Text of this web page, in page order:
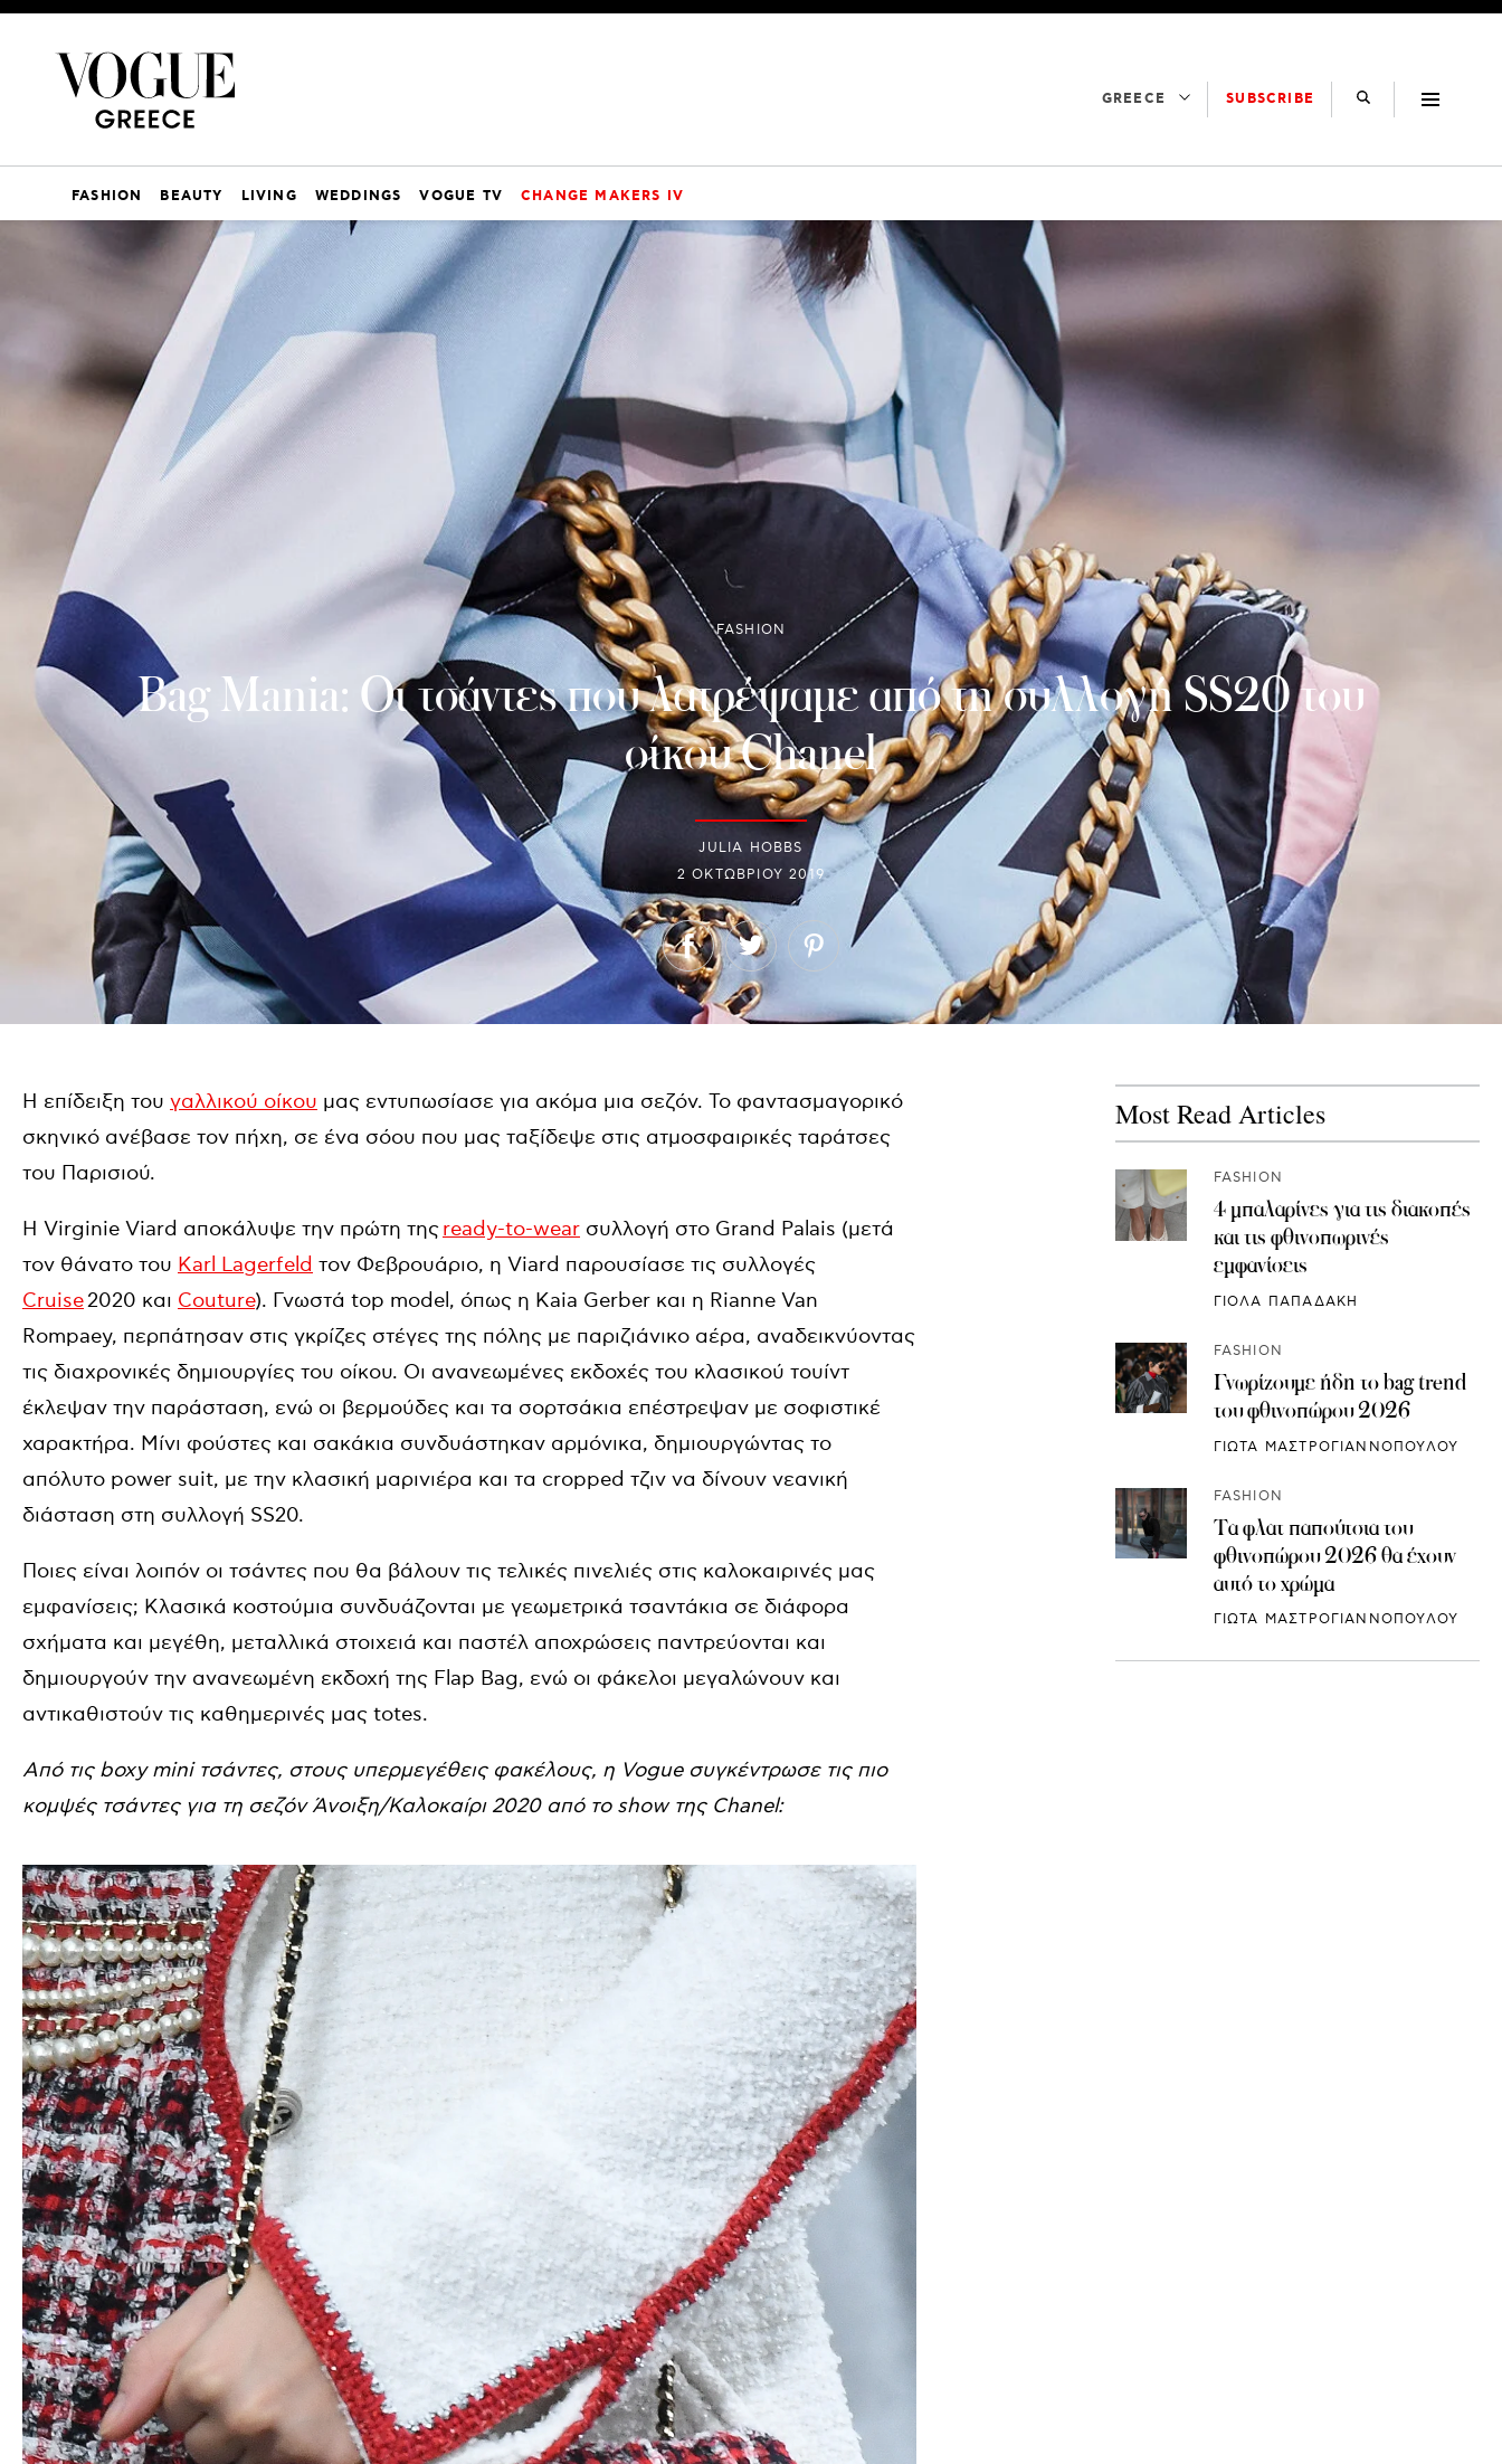
GREECE SUBSCRIBE
FASHION BEAUTY LIVING WEDDINGS VOGUE TV CHANGE MAKERS IV
FASHION
Bag Mania: Οι τσάντες που λατρέψαμε από τη συλλογή SS20 του
οίκου Chanel
JULIA HOBBS
2 ΟΚΤΩΒΡΊΟΥ 2019
Η επίδειξη του γαλλικού οίκου μας εντυπωσίασε για ακόμα μια σεζόν. Το φαντασμαγορικό
σκηνικό ανέβασε τον πήχη, σε ένα σόου που μας ταξίδεψε στις ατμοσφαιρικές ταράτσες
του Παρισιού.
H Virginie Viard αποκάλυψε την πρώτη τηςready-to-wear συλλογή στο Grand Palais (μετά
τον θάνατο του Karl Lagerfeld τον Φεβρουάριο, η Viard παρουσίασε τις συλλογές
Cruise2020 και Couture). Γνωστά top model, όπως η Kaia Gerber και η Rianne Van
Rompaey, περπάτησαν στις γκρίζες στέγες της πόλης με παριζιάνικο αέρα, αναδεικνύοντας
τις διαχρονικές δημιουργίες τoυ οίκου. Οι ανανεωμένες εκδοχές του κλασικού τουίντ
έκλεψαν την παράσταση, ενώ οι βερμούδες και τα σορτσάκια επέστρεψαν με σοφιστικέ
χαρακτήρα. Μίνι φούστες και σακάκια συνδυάστηκαν αρμόνικα, δημιουργώντας το
απόλυτο power suit, με την κλασική μαρινιέρα και τα cropped τζιν να δίνουν νεανική
διάσταση στη συλλογή SS20.
Ποιες είναι λοιπόν οι τσάντες που θα βάλουν τις τελικές πινελιές στις καλοκαιρινές μας
εμφανίσεις; Κλασικά κοστούμια συνδυάζονται με γεωμετρικά τσαντάκια σε διάφορα
σχήματα και μεγέθη, μεταλλικά στοιχειά και παστέλ αποχρώσεις παντρεύονται και
δημιουργούν την ανανεωμένη εκδοχή της Flap Bag, ενώ οι φάκελοι μεγαλώνουν και
αντικαθιστούν τις καθημερινές μας totes.
Από τις boxy mini τσάντες, στους υπερμεγέθεις φακέλους, η Vogue συγκέντρωσε τις πιο
κομψές τσάντες για τη σεζόν Άνοιξη/Καλοκαίρι 2020 από το show της Chanel:
Most Read Articles
FASHION
4 μπαλαρίνες για τις διακοπές
και τις φθινοπωρινές
εμφανίσεις
ΓΙΟΛΑ ΠΑΠΑΔΑΚΗ
FASHION
Γνωρίζουμε ήδη το bag trend
του φθινοπώρου 2026
ΓΙΩΤΑ ΜΑΣΤΡΟΓΙΑΝΝΟΠΟΥΛΟΥ
FASHION
Τα φλατ παπούτσια του
φθινοπώρου 2026 θα έχουν
αυτό το χρώμα
ΓΙΩΤΑ ΜΑΣΤΡΟΓΙΑΝΝΟΠΟΥΛΟΥ